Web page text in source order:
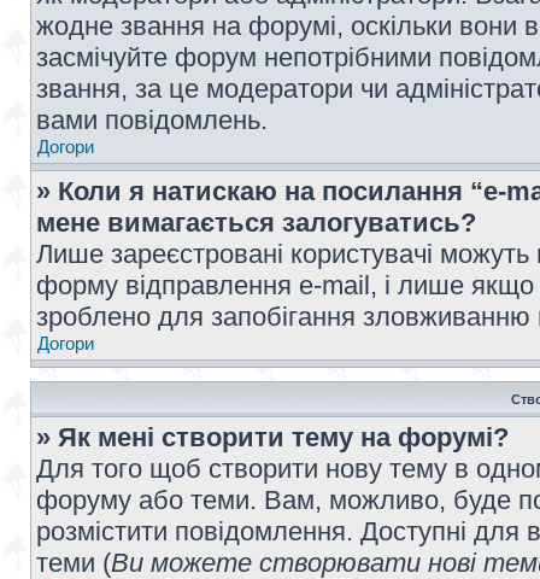
жодне звання на форумі, оскільки вони
засмічуйте форум непотрібними
звання, за це модератори чи
вами повідомлень.
Догори
» Коли я натискаю на посилання “e-
мене вимагається залогуватись?
Лише зареєстровані користувачі
форму відправлення e-mail, і лише
зроблено для запобігання
Догори
» Як мені створити тему на форумі?
Для того щоб створити нову тему в
форуму або теми. Вам, можливо, буде
розмістити повідомлення. Доступні для
теми (Ви можете створювати нові